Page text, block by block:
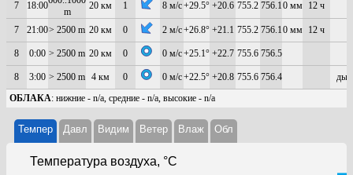
7 18:00
m
20 км 1 8 м/с+29.5° +20.6 755.2 756.10 мм 12 ч
7 21:00> 2500 m 20 км 0 2 м/с+26.8° +21.1 755.2 756.10 мм 12 ч
8 0:00 > 2500 m 20 км 0 0 м/с+25.1° +22.7 755.6 756.5
8 3:00 > 2500 m 4 км 0 0 м/с+22.5° +20.8 755.6 756.4
ОБЛАКА: нижние - n/a, средние - n/a, высокие - n/a
Темпер Давл Видим Ветер Влаж Обл
Температура воздуха, °C